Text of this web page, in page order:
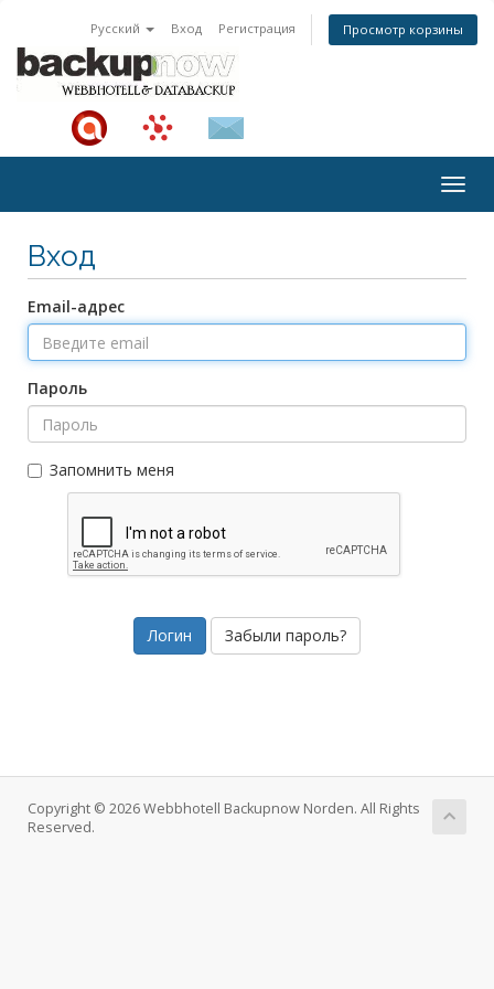
Русский Вход Регистрация Просмотр корзины
Вход
Email-адрес
Пароль
Запомнить меня
Забыли пароль?
Copyright © 2026 Webbhotell Backupnow Norden. All Rights
Reserved.